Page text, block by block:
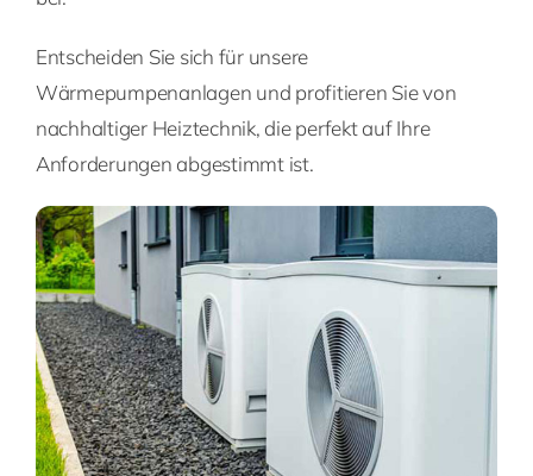
Entscheiden Sie sich für unsere
Wärmepumpenanlagen und profitieren Sie von
nachhaltiger Heiztechnik, die perfekt auf Ihre
Anforderungen abgestimmt ist.